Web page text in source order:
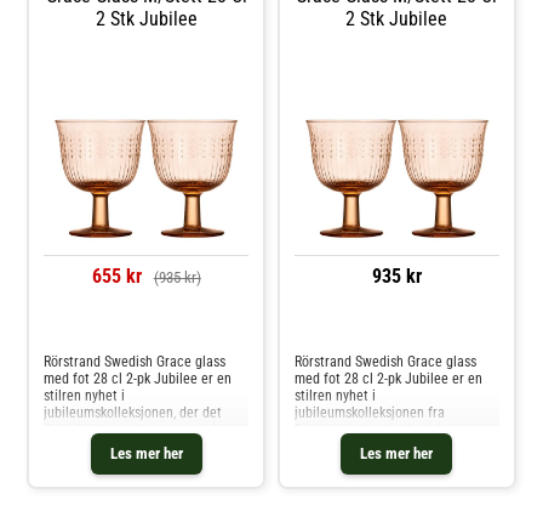
2 Stk Jubilee
655 kr (935 kr)
Les mer her
Rörstrand Swedish Grace glass
med fot 28 cl 2-pk Jubilee er en
stilren nyhet i
jubileumskolleksjonen, der det
ikoniske hveteaksmønsteret for
første gang tolkes i glass. Den lett
strukturerte overflaten og den
varme, karamellfargede tonen gir
2 Stk Jubilee
935 kr
Les mer her
Rörstrand Swedish Grace glass
med fot 28 cl 2-pk Jubilee er en
stilren nyhet i
jubileumskolleksjonen fra
Rörstrand, der det ikoniske
hveteaksmønsteret for første
gang er tolket i glass. Overflaten
har en lett strukturert relieff og